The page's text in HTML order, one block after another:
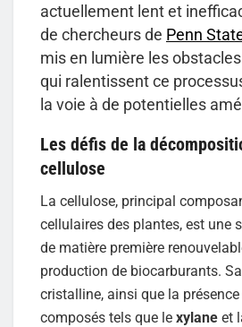
actuellement lent et
de chercheurs de Penn
mis en lumière les
qui ralentissent ce
la voie à de potentielles
Les défis de la
cellulose
La cellulose, principal
cellulaires des plantes, est une
de matière première
production de biocarburants.
cristalline, ainsi que la présence
composés tels que le xylane et